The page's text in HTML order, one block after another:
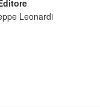
Leonardi